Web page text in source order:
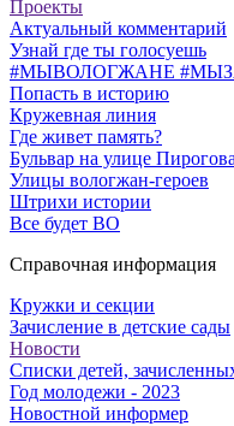
Проекты
Актуальный комментарий
Узнай где ты голосуешь
#МЫВОЛОГЖАНЕ
Попасть в историю
Кружевная линия
Где живет память?
Бульвар на улице Пирогова
Улицы вологжан-героев
Штрихи истории
Все будет ВО
Справочная информация
Кружки и секции
Зачисление в детские сады
Новости
Списки детей,
Год молодежи - 2023
Новостной информер